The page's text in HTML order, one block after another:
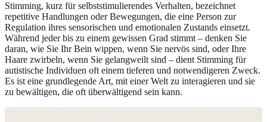
Stimming, kurz für selbststimulierendes Verhalten, bezeichnet
repetitive Handlungen oder Bewegungen, die eine Person zur
Regulation ihres sensorischen und emotionalen Zustands einsetzt.
Während jeder bis zu einem gewissen Grad stimmt – denken Sie
daran, wie Sie Ihr Bein wippen, wenn Sie nervös sind, oder Ihre
Haare zwirbeln, wenn Sie gelangweilt sind – dient Stimming für
autistische Individuen oft einem tieferen und notwendigeren Zweck.
Es ist eine grundlegende Art, mit einer Welt zu interagieren und sie
zu bewältigen, die oft überwältigend sein kann.